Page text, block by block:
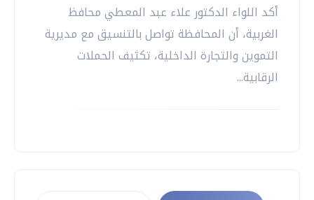
أكد اللواء الدكتور علاء عبد المعطي محافظ
الغربية، أن المحافظة تواصل بالتنسيق مع مديرية
التموين والتجارة الداخلية، تكثيف الحملات
الرقابية...